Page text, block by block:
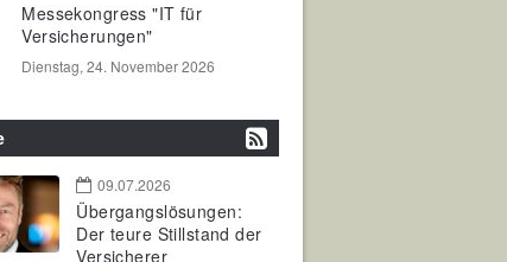
Messekongress "IT für
Versicherungen"
Dienstag, 24. November 2026
09.07.2026
Übergangslösungen:
Der teure Stillstand der
Versicherer